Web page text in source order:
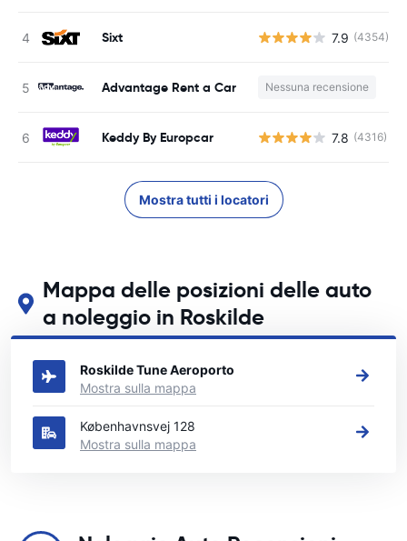
Sixt 7.9 (4354)
Advantage Rent a Car Nessuna recensione
Keddy By Europcar 7.8 (4316)
Mostra tutti i locatori
Mappa delle posizioni delle auto
a noleggio in Roskilde
Guarda le nostre principali sedi di autonoleggio in Roskilde
Roskilde Tune Aeroporto
Mostra sulla mappa
Københavnsvej 128
Mostra sulla mappa